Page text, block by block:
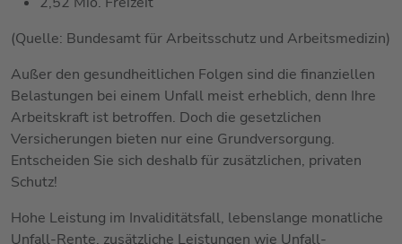
(Quelle: Bundesamt für Arbeitsschutz und Arbeitsmedizin)
Außer den gesundheitlichen Folgen sind die finanziellen
Belastungen bei einem Unfall meist erheblich, denn Ihre
Arbeitskraft ist betroffen. Doch die gesetzlichen
Versicherungen bieten nur eine Grundversorgung.
Entscheiden Sie sich deshalb für zusätzlichen, privaten
Schutz!
Hohe Leistung im Invaliditätsfall, lebenslange monatliche
Unfall-Rente, zusätzliche Leistungen wie Unfall-